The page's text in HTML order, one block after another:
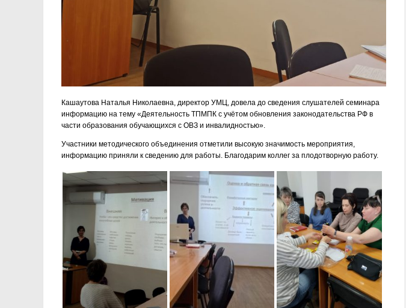
Кашаутова Наталья Николаевна, директор УМЦ, довела до сведения слушателей семинара
информацию на тему «Деятельность ТПМПК с учётом обновления законодательства РФ в
части образования обучающихся с ОВЗ и инвалидностью».
Участники методического объединения отметили высокую значимость мероприятия,
информацию приняли к сведению для работы. Благодарим коллег за плодотворную работу.